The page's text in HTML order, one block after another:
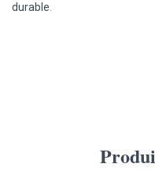
durable.